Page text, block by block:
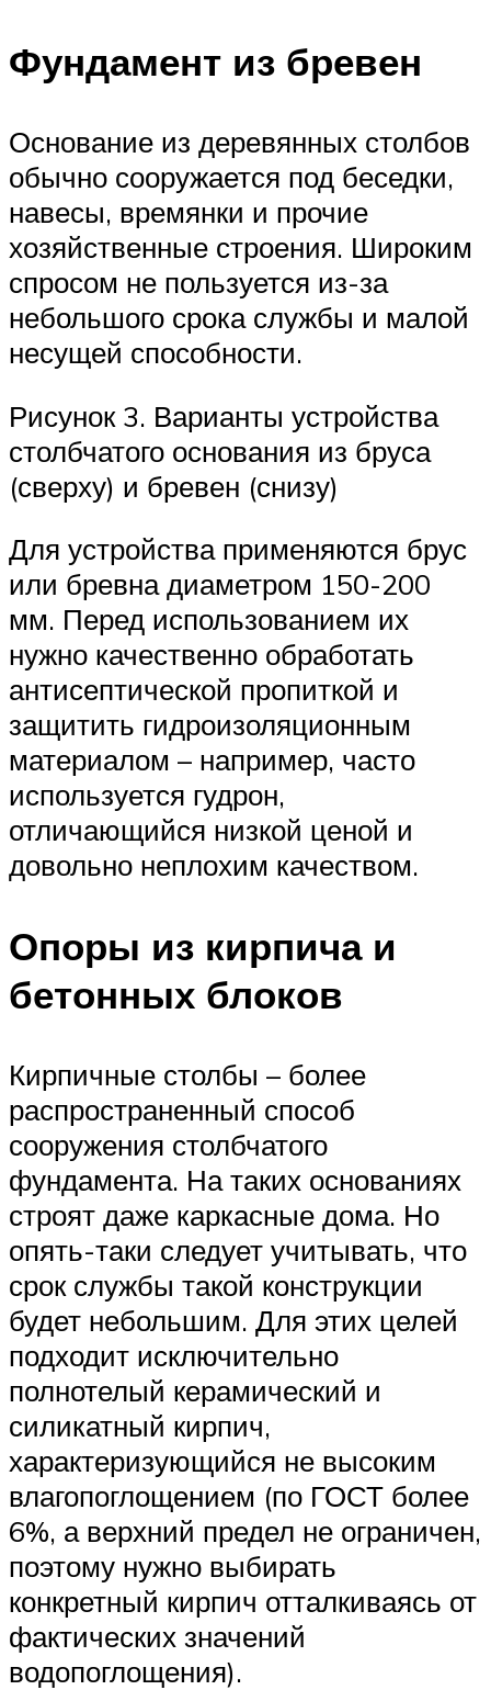
Фундамент из бревен
Основание из деревянных столбов
обычно сооружается под беседки,
навесы, времянки и прочие
хозяйственные строения. Широким
спросом не пользуется из-за
небольшого срока службы и малой
несущей способности.
Рисунок 3. Варианты устройства
столбчатого основания из бруса
(сверху) и бревен (снизу)
Для устройства применяются брус
или бревна диаметром 150-200
мм. Перед использованием их
нужно качественно обработать
антисептической пропиткой и
защитить гидроизоляционным
материалом – например, часто
используется гудрон,
отличающийся низкой ценой и
довольно неплохим качеством.
Опоры из кирпича и
бетонных блоков
Кирпичные столбы – более
распространенный способ
сооружения столбчатого
фундамента. На таких основаниях
строят даже каркасные дома. Но
опять-таки следует учитывать, что
срок службы такой конструкции
будет небольшим. Для этих целей
подходит исключительно
полнотелый керамический и
силикатный кирпич,
характеризующийся не высоким
влагопоглощением (по ГОСТ более
6%, а верхний предел не ограничен,
поэтому нужно выбирать
конкретный кирпич отталкиваясь от
фактических значений
водопоглощения).